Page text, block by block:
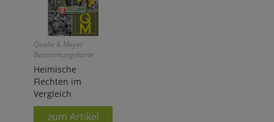
Quelle & Meyer
Bestimmungskarte
Heimische
Flechten im
Vergleich
zum Artikel